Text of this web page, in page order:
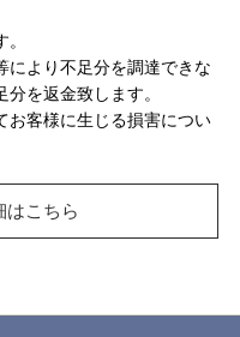
により不足分を調達できな
を返金致します。
お客様に生じる損害につい
はこちら